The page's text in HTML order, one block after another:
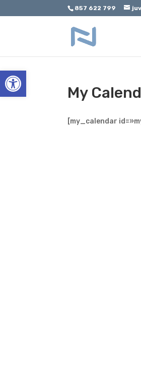
Abrir barra de herramientas
857 622 799
My
[my_calendar